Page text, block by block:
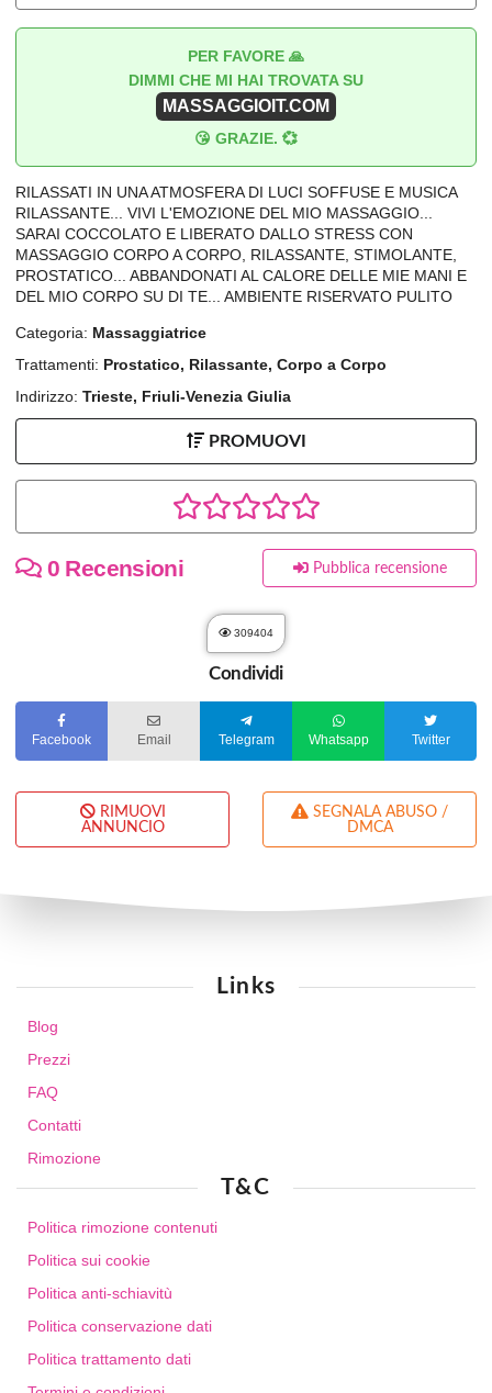
PER FAVORE 🙏
DIMMI CHE MI HAI TROVATA SU
MASSAGGIOIT.COM
😘 GRAZIE. 💞
RILASSATI IN UNA ATMOSFERA DI LUCI SOFFUSE E MUSICA
RILASSANTE... VIVI L'EMOZIONE DEL MIO MASSAGGIO...
SARAI COCCOLATO E LIBERATO DALLO STRESS CON
MASSAGGIO CORPO A CORPO, RILASSANTE, STIMOLANTE,
PROSTATICO... ABBANDONATI AL CALORE DELLE MIE MANI E
DEL MIO CORPO SU DI TE... AMBIENTE RISERVATO PULITO
Categoria: Massaggiatrice
Trattamenti: Prostatico, Rilassante, Corpo a Corpo
Indirizzo: Trieste, Friuli-Venezia Giulia
PROMUOVI
0 Recensioni Pubblica recensione
309404
Condividi
Facebook Email Telegram Whatsapp Twitter
RIMUOVI
ANNUNCIO
DMCA
Links
Blog
Prezzi
FAQ
Contatti
Rimozione
T&C
Politica rimozione contenuti
Politica sui cookie
Politica anti-schiavitù
Politica conservazione dati
Politica trattamento dati